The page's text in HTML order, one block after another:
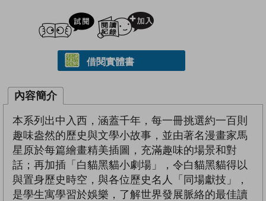
試閲
借閱實體書
內容簡介
本系列出中入西，涵蓋千年，每一冊挑選約一百則
趣味盎然的歷史與文學小故事，並由著名漫畫家馬
星原於每篇繪畫精美插圖，充滿趣味的場景和對
話；再加插「白貓黑貓小劇場」，令白貓黑貓得以
與置身歷史時空，與各位歷史名人「同場獻技」，
是學生寓學習於娛樂，了解世界發展脈絡的最佳讀